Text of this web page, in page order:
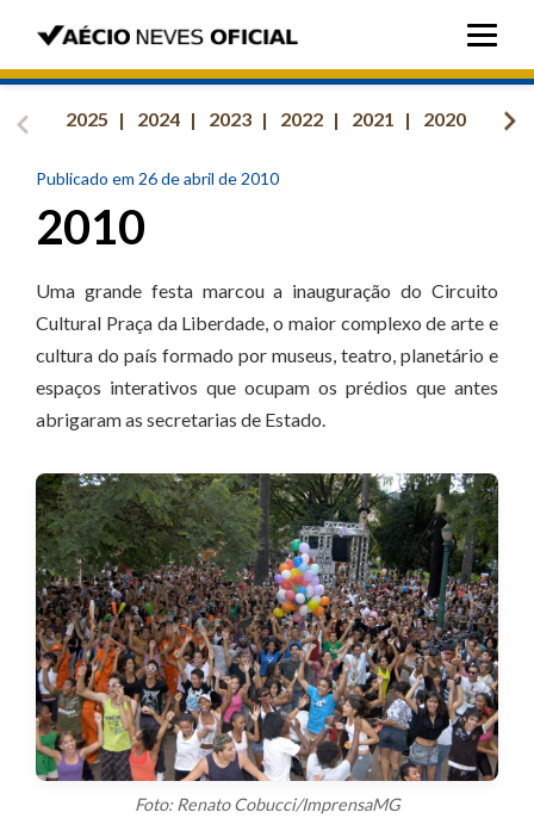
2025 2024 2023 2022 2021 2020
Publicado em 26 de abril de 2010
2010
Uma grande festa marcou a inauguração do Circuito
Cultural Praça da Liberdade, o maior complexo de arte e
cultura do país formado por museus, teatro, planetário e
espaços interativos que ocupam os prédios que antes
abrigaram as secretarias de Estado.
Foto: Renato Cobucci/ImprensaMG